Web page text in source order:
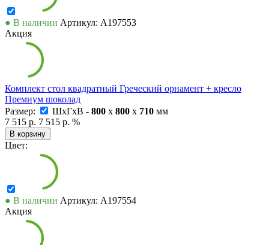
● В наличии Артикул: А197553
Акция
Комплект стол квадратный Греческий орнамент + кресло
Премиум шоколад
Размер:
ШxГxВ - 800 x 800 x 710 мм
7 515 р. 7 515 р. %
В корзину
Цвет:
● В наличии Артикул: А197554
Акция